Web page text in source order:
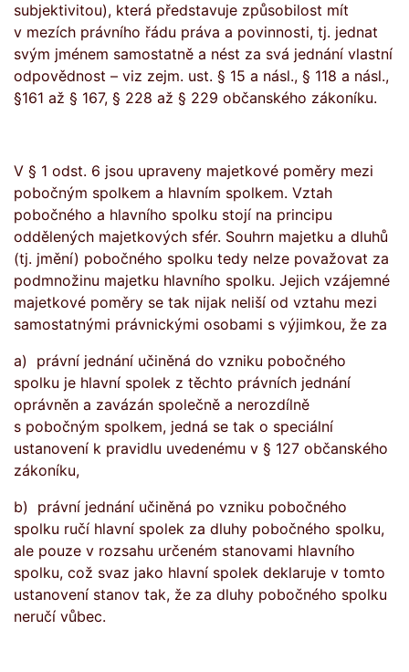
subjektivitou), která představuje způsobilost mít
v mezích právního řádu práva a povinnosti, tj. jednat
svým jménem samostatně a nést za svá jednání vlastní
odpovědnost – viz zejm. ust. § 15 a násl., § 118 a násl.,
§161 až § 167, § 228 až § 229 občanského zákoníku.
V § 1 odst. 6 jsou upraveny majetkové poměry mezi
pobočným spolkem a hlavním spolkem. Vztah
pobočného a hlavního spolku stojí na principu
oddělených majetkových sfér. Souhrn majetku a dluhů
(tj. jmění) pobočného spolku tedy nelze považovat za
podmnožinu majetku hlavního spolku. Jejich vzájemné
majetkové poměry se tak nijak neliší od vztahu mezi
samostatnými právnickými osobami s výjimkou, že za
a) právní jednání učiněná do vzniku pobočného
spolku je hlavní spolek z těchto právních jednání
oprávněn a zavázán společně a nerozdílně
s pobočným spolkem, jedná se tak o speciální
ustanovení k pravidlu uvedenému v § 127 občanského
zákoníku,
b) právní jednání učiněná po vzniku pobočného
spolku ručí hlavní spolek za dluhy pobočného spolku,
ale pouze v rozsahu určeném stanovami hlavního
spolku, což svaz jako hlavní spolek deklaruje v tomto
ustanovení stanov tak, že za dluhy pobočného spolku
neručí vůbec.